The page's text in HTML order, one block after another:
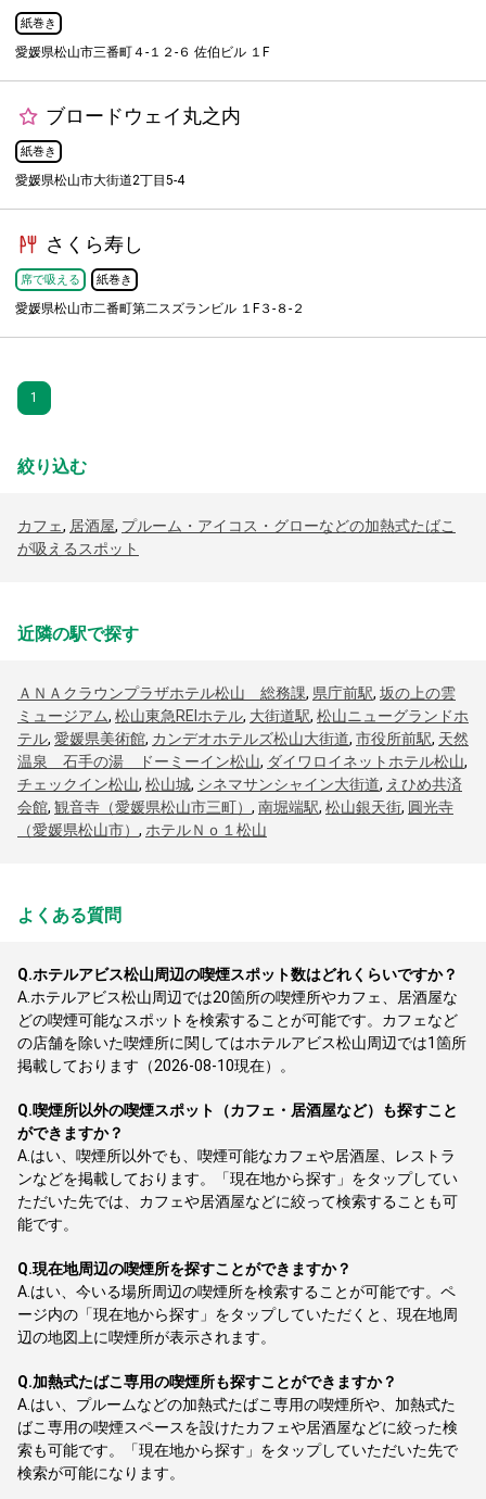
紙巻き
愛媛県松山市三番町４-１２-６ 佐伯ビル １F
ブロードウェイ丸之内
紙巻き
愛媛県松山市大街道2丁目5-4
さくら寿し
席で吸える 紙巻き
愛媛県松山市二番町第二スズランビル １F３-８-２
1
絞り込む
カフェ, 居酒屋, プルーム・アイコス・グローなどの加熱式たばこ
が吸えるスポット
近隣の駅で探す
ＡＮＡクラウンプラザホテル松山 総務課, 県庁前駅, 坂の上の雲
ミュージアム, 松山東急REIホテル, 大街道駅, 松山ニューグランドホ
テル, 愛媛県美術館, カンデオホテルズ松山大街道, 市役所前駅, 天然
温泉 石手の湯 ドーミーイン松山, ダイワロイネットホテル松山,
チェックイン松山, 松山城, シネマサンシャイン大街道, えひめ共済
会館, 観音寺（愛媛県松山市三町） , 南堀端駅, 松山銀天街, 圓光寺
（愛媛県松山市） , ホテルＮｏ１松山
よくある質問
Q.ホテルアビス松山周辺の喫煙スポット数はどれくらいですか？
A. ホテルアビス松山周辺では20箇所の喫煙所やカフェ、居酒屋な
どの喫煙可能なスポットを検索することが可能です。カフェなど
の店舗を除いた喫煙所に関してはホテルアビス松山周辺では1箇所
掲載しております（2026-08-10現在）。
Q.喫煙所以外の喫煙スポット（カフェ・居酒屋など）も探すこと
ができますか？
A. はい、喫煙所以外でも、喫煙可能なカフェや居酒屋、レストラ
ンなどを掲載しております。「現在地から探す」をタップしてい
ただいた先では、カフェや居酒屋などに絞って検索することも可
能です。
Q.現在地周辺の喫煙所を探すことができますか？
A. はい、今いる場所周辺の喫煙所を検索することが可能です。ペ
ージ内の「現在地から探す」をタップしていただくと、現在地周
辺の地図上に喫煙所が表示されます。
Q.加熱式たばこ専用の喫煙所も探すことができますか？
A. はい、プルームなどの加熱式たばこ専用の喫煙所や、加熱式た
ばこ専用の喫煙スペースを設けたカフェや居酒屋などに絞った検
索も可能です。「現在地から探す」をタップしていただいた先で
検索が可能になります。